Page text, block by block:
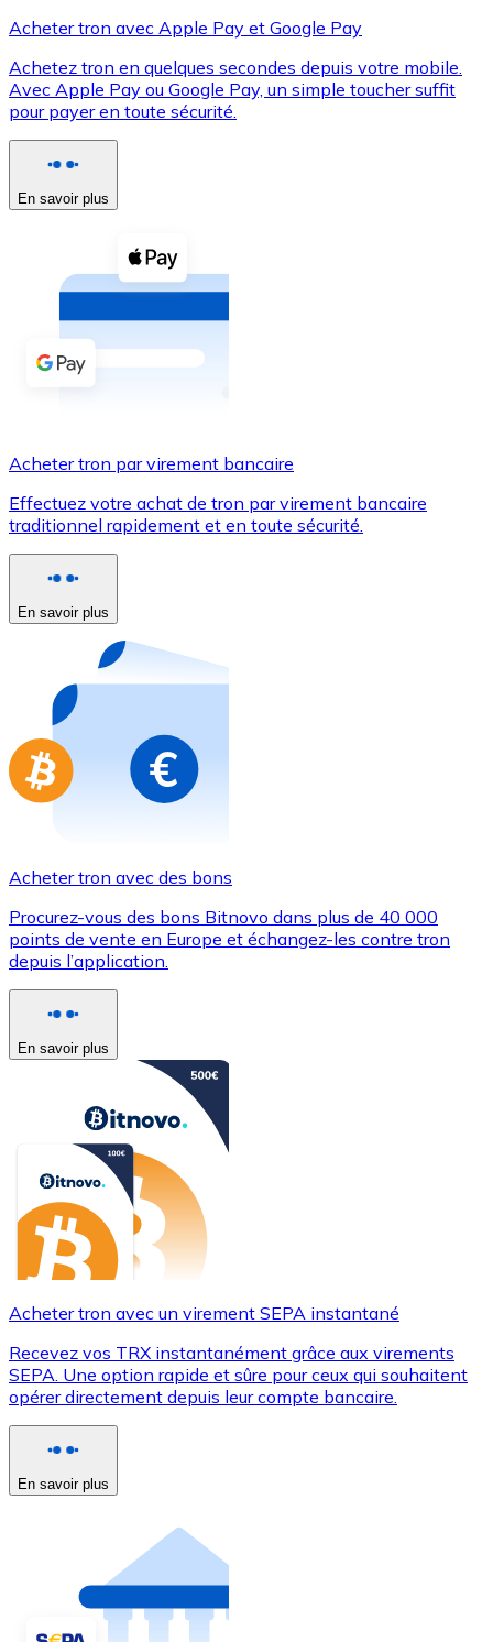
XRP
XRP
Voir toutes
Coupons crypto
Achetez des cryptomonnaies en espèces et d'autres
Acheter avec espèces
Virement SEPA
Utilisez les cartes Visa et Mastercard pour acheter
Acheter avec carte
Nouveau
Achetez des cartes-cadeaux de vos marques
Aller à la boutique de cartes-cadeaux
Acheter tron avec Apple Pay et Google Pay
Achetez tron en quelques secondes depuis votre mobile.
Avec Apple Pay ou Google Pay, un simple toucher suffit
pour payer en toute sécurité.
En savoir plus
Acheter tron par virement bancaire
Effectuez votre achat de tron par virement bancaire
traditionnel rapidement et en toute sécurité.
En savoir plus
Acheter tron avec des bons
Procurez-vous des bons Bitnovo dans plus de 40 000
points de vente en Europe et échangez-les contre tron
depuis l’application.
En savoir plus
Acheter tron avec un virement SEPA instantané
Recevez vos TRX instantanément grâce aux virements
SEPA. Une option rapide et sûre pour ceux qui souhaitent
opérer directement depuis leur compte bancaire.
En savoir plus